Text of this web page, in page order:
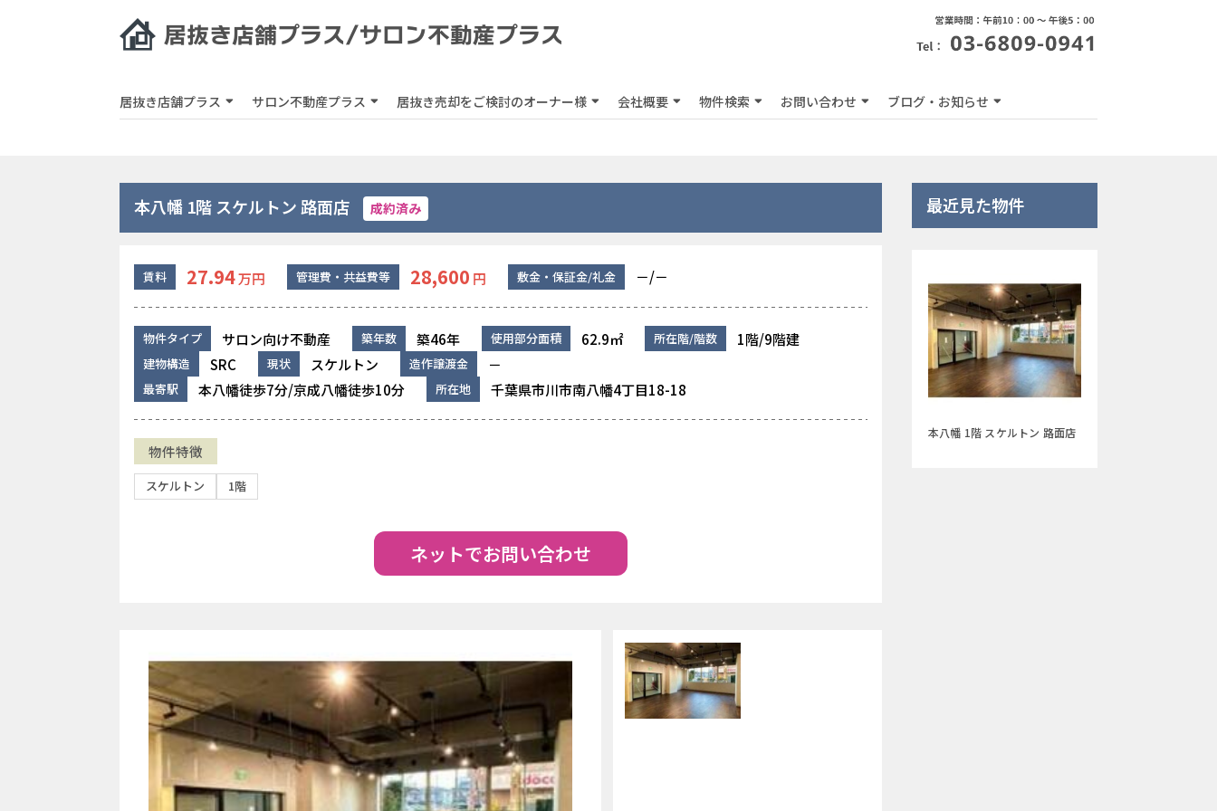
居抜き店舗プラス サロン不動産プラス 居抜き売却をご検討のオーナー様 会社概要 物件検索 お問い合わせ ブログ・お知らせ
本八幡 1階 スケルトン 路面店 成約済み
賃料 27.94万円 管理費・共益費等 28,600 円 敷金・保証金/礼金 －/－
物件タイプ サロン向け不動産 築年数 築46年 使用部分面積 62.9㎡ 所在階/階数 1階/9階建
建物構造 SRC 現状 スケルトン 造作譲渡金 －
最寄駅 本八幡徒歩7分/京成八幡徒歩10分 所在地 千葉県市川市南八幡4丁目18-18
物件特徴
スケルトン 1階
ネットでお問い合わせ
最近見た物件
本八幡 1階 スケルトン 路面店